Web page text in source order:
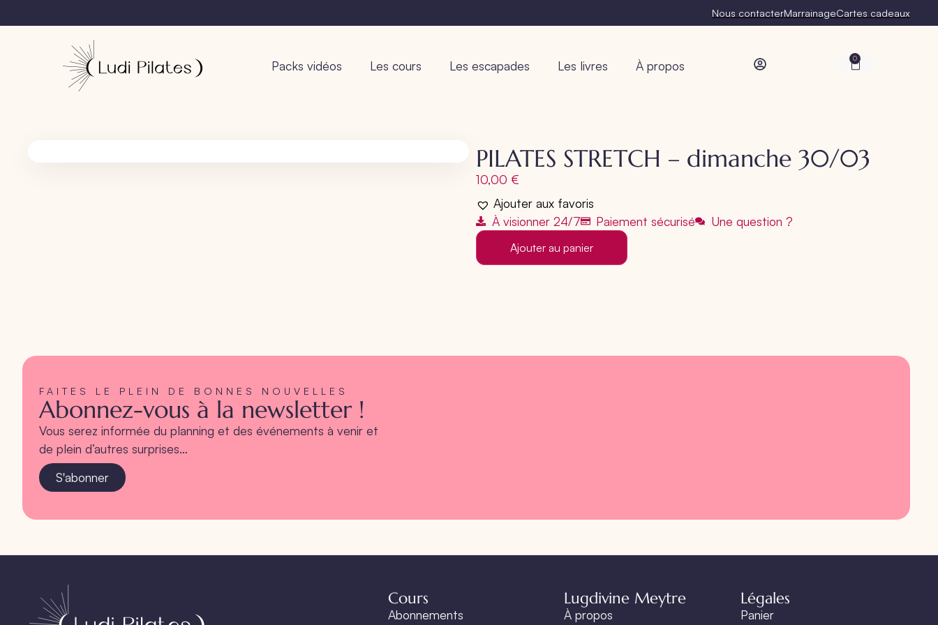
Nous contacterMarrainageCartes cadeaux
Packs vidéos Les cours Les escapades Les livres À propos 0
PILATES STRETCH – dimanche 30/03
10,00 €
Ajouter aux favoris
À visionner 24/7
Paiement sécurisé Une question ?
Ajouter au panier
FAITES LE PLEIN DE BONNES NOUVELLES
Abonnez-vous à la newsletter !
Vous serez informée du planning et des événements à venir et
de plein d’autres surprises…
S'abonner
Cours
Abonnements
Lugdivine Meytre
À propos
Légales
Panier